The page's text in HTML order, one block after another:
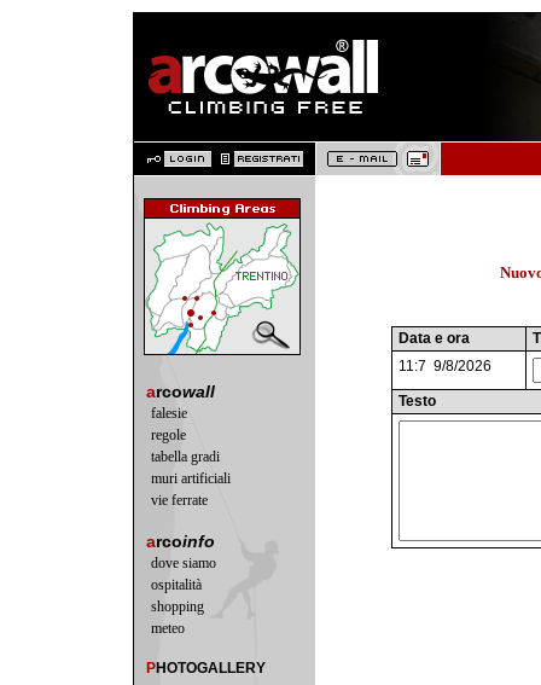
arcowall
falesie
regole
tabella gradi
muri artificiali
vie ferrate
arcoinfo
dove siamo
ospitalità
shopping
meteo
PHOTOGALLERY
Data e ora
11:7 9/8/2026
Testo